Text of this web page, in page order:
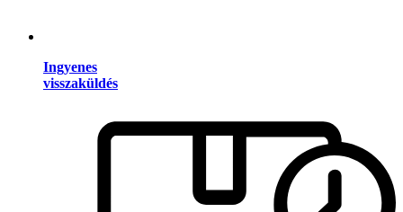
Ingyenes
visszaküldés